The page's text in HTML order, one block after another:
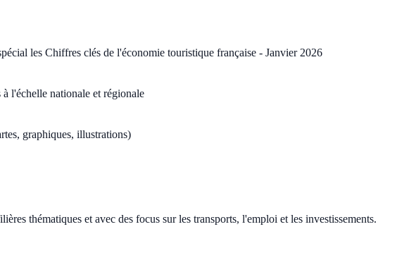
les Chiffres clés de l'économie touristique française - Janvier 2026
l'échelle nationale et régionale
graphiques, illustrations)
thématiques et avec des focus sur les transports, l'emploi et les investissements.